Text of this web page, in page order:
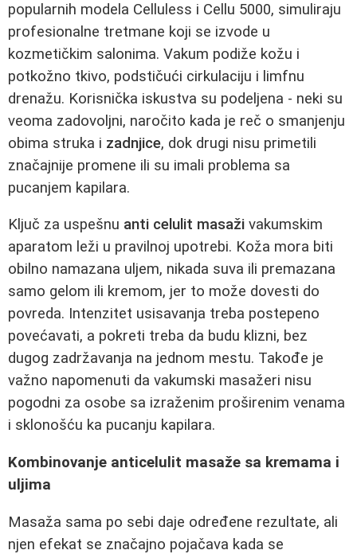
popularnih modela Celluless i Cellu 5000, simuliraju
profesionalne tretmane koji se izvode u
kozmetičkim salonima. Vakum podiže kožu i
potkožno tkivo, podstičući cirkulaciju i limfnu
drenažu. Korisnička iskustva su podeljena - neki su
veoma zadovoljni, naročito kada je reč o smanjenju
obima struka i zadnjice, dok drugi nisu primetili
značajnije promene ili su imali problema sa
pucanjem kapilara.
Ključ za uspešnu anti celulit masaži vakumskim
aparatom leži u pravilnoj upotrebi. Koža mora biti
obilno namazana uljem, nikada suva ili premazana
samo gelom ili kremom, jer to može dovesti do
povreda. Intenzitet usisavanja treba postepeno
povećavati, a pokreti treba da budu klizni, bez
dugog zadržavanja na jednom mestu. Takođe je
važno napomenuti da vakumski masažeri nisu
pogodni za osobe sa izraženim proširenim venama
i sklonošću ka pucanju kapilara.
Kombinovanje anticelulit masaže sa kremama i
uljima
Masaža sama po sebi daje određene rezultate, ali
njen efekat se značajno pojačava kada se